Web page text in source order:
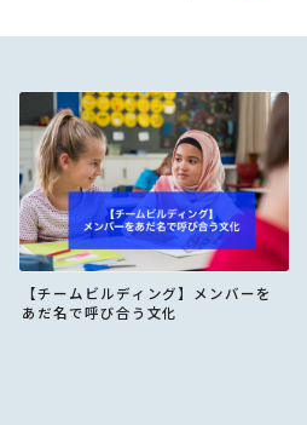
【チームビルディング】メンバーを
あだ名で呼び合う文化